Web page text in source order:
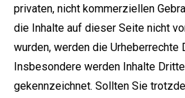
privaten, nicht kommerziellen
die Inhalte auf dieser Seite nicht
wurden, werden die Urheberrechte
Insbesondere werden Inhalte
gekennzeichnet. Sollten Sie